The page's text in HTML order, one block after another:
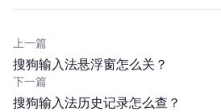
上一篇
搜狗输入法悬浮窗怎么关？
下一篇
搜狗输入法历史记录怎么查？